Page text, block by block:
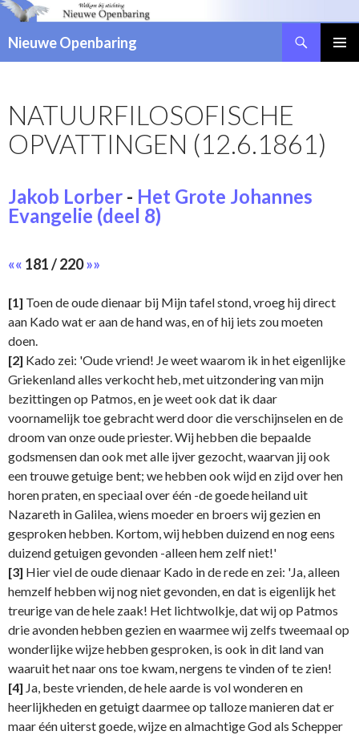
Nieuwe Openbaring
SPRINGEN
NATUURFILOSOFISCHE
OPVATTINGEN (12.6.1861)
Jakob Lorber - Het Grote Johannes
Evangelie (deel 8)
«« 181 / 220»»
[1] Toen de oude dienaar bij Mijn tafel stond, vroeg hij direct
aan Kado wat er aan de hand was, en of hij iets zou moeten
doen.
[2] Kado zei: 'Oude vriend! Je weet waarom ik in het eigenlijke
Griekenland alles verkocht heb, met uitzondering van mijn
bezittingen op Patmos, en je weet ook dat ik daar
voornamelijk toe gebracht werd door die verschijnselen en de
droom van onze oude priester. Wij hebben die bepaalde
godsmensen dan ook met alle ijver gezocht, waarvan jij ook
een trouwe getuige bent; we hebben ook wijd en zijd over hen
horen praten, en speciaal over één -de goede heiland uit
Nazareth in Galilea, wiens moeder en broers wij gezien en
gesproken hebben. Kortom, wij hebben duizend en nog eens
duizend getuigen gevonden -alleen hem zelf niet!'
[3] Hier viel de oude dienaar Kado in de rede en zei: 'Ja, alleen
hemzelf hebben wij nog niet gevonden, en dat is eigenlijk het
treurige van de hele zaak! Het lichtwolkje, dat wij op Patmos
drie avonden hebben gezien en waarmee wij zelfs tweemaal op
wonderlijke wijze hebben gesproken, is ook in dit land van
waaruit het naar ons toe kwam, nergens te vinden of te zien!
[4] Ja, beste vrienden, de hele aarde is vol wonderen en
heerlijkheden en getuigt daarmee op talloze manieren dat er
maar één uiterst goede, wijze en almachtige God als Schepper